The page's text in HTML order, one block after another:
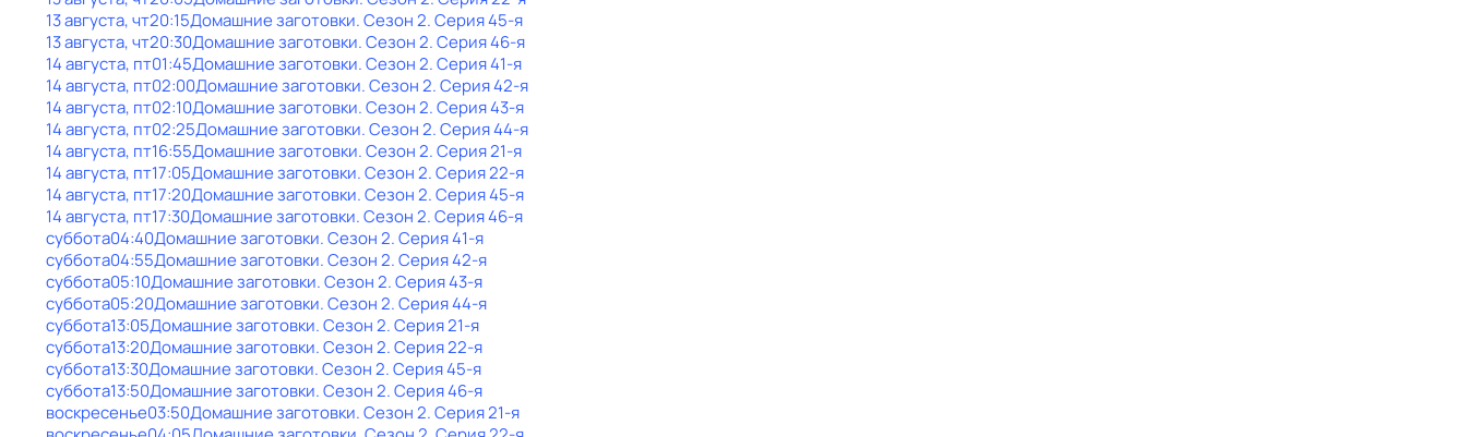
13 августа, чт20:15Домашние заготовки. Сезон 2. Серия 45-я
13 августа, чт20:30Домашние заготовки. Сезон 2. Серия 46-я
14 августа, пт01:45Домашние заготовки. Сезон 2. Серия 41-я
14 августа, пт02:00Домашние заготовки. Сезон 2. Серия 42-я
14 августа, пт02:10Домашние заготовки. Сезон 2. Серия 43-я
14 августа, пт02:25Домашние заготовки. Сезон 2. Серия 44-я
14 августа, пт16:55Домашние заготовки. Сезон 2. Серия 21-я
14 августа, пт17:05Домашние заготовки. Сезон 2. Серия 22-я
14 августа, пт17:20Домашние заготовки. Сезон 2. Серия 45-я
14 августа, пт17:30Домашние заготовки. Сезон 2. Серия 46-я
суббота04:40Домашние заготовки. Сезон 2. Серия 41-я
суббота04:55Домашние заготовки. Сезон 2. Серия 42-я
суббота05:10Домашние заготовки. Сезон 2. Серия 43-я
суббота05:20Домашние заготовки. Сезон 2. Серия 44-я
суббота13:05Домашние заготовки. Сезон 2. Серия 21-я
суббота13:20Домашние заготовки. Сезон 2. Серия 22-я
суббота13:30Домашние заготовки. Сезон 2. Серия 45-я
суббота13:50Домашние заготовки. Сезон 2. Серия 46-я
воскресенье03:50Домашние заготовки. Сезон 2. Серия 21-я